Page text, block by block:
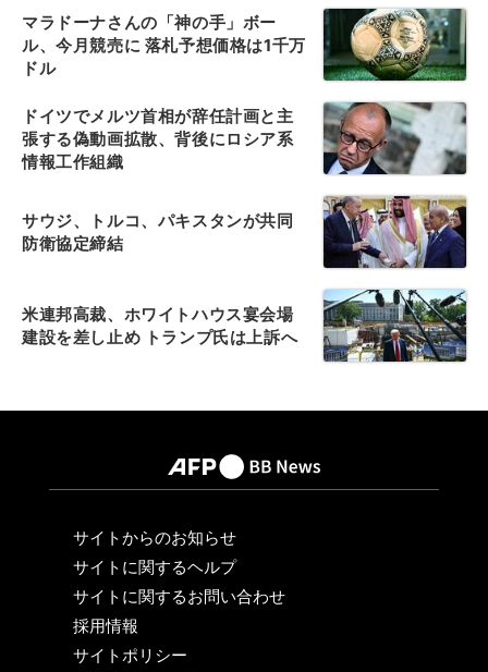
マラドーナさんの「神の手」ボー
ル、今月競売に 落札予想価格は1千万
ドル
ドイツでメルツ首相が辞任計画と主
張する偽動画拡散、背後にロシア系
情報工作組織
サウジ、トルコ、パキスタンが共同
防衛協定締結
米連邦高裁、ホワイトハウス宴会場
建設を差し止め トランプ氏は上訴へ
サイトからのお知らせ
サイトに関するヘルプ
サイトに関するお問い合わせ
採用情報
サイトポリシー